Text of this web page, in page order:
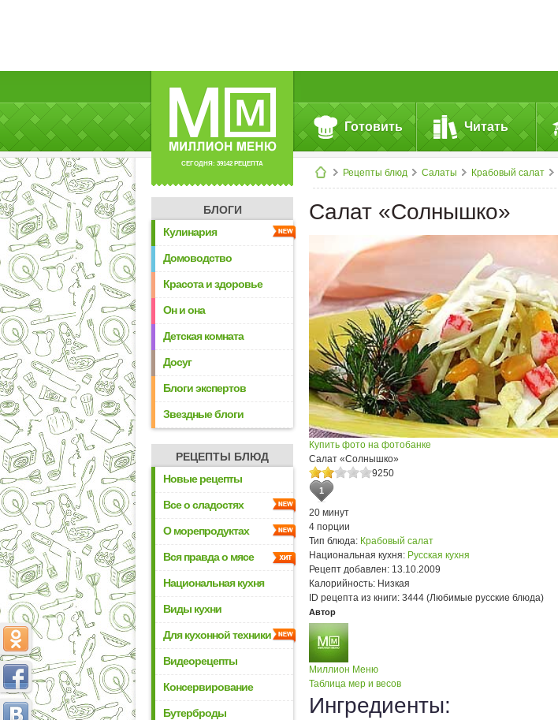
СЕГОДНЯ: 39142 РЕЦЕПТА
Готовить Читать
Рецепты блюд Салаты Крабовый салат
БЛОГИ
Кулинария
Домоводство
Красота и здоровье
Он и она
Детская комната
Досуг
Блоги экспертов
Звездные блоги
РЕЦЕПТЫ БЛЮД
Новые рецепты
Все о сладостях
О морепродуктах
Вся правда о мясе
Национальная кухня
Виды кухни
Для кухонной техники
Видеорецепты
Консервирование
Бутерброды
Салат «Солнышко»
Купить фото на фотобанке
Салат «Солнышко»
9250
1
20 минут
4 порции
Тип блюда: Крабовый салат
Национальная кухня: Русская кухня
Рецепт добавлен: 13.10.2009
Калорийность: Низкая
ID рецепта из книги: 3444 (Любимые русские блюда)
Автор
Миллион Меню
Таблица мер и весов
Ингредиенты: